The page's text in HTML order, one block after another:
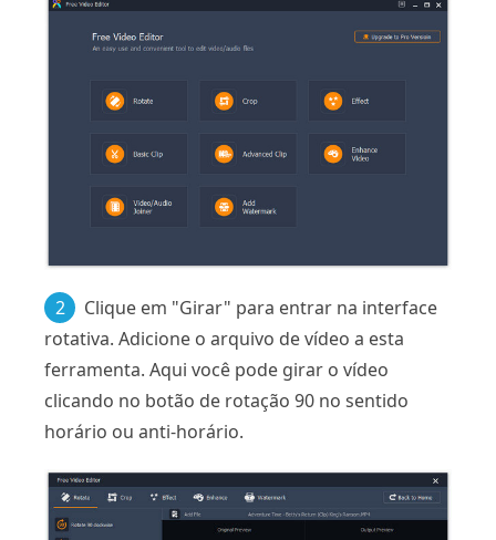
2
Clique em "Girar" para entrar na interface
rotativa. Adicione o arquivo de vídeo a esta
ferramenta. Aqui você pode girar o vídeo
clicando no botão de rotação 90 no sentido
horário ou anti-horário.